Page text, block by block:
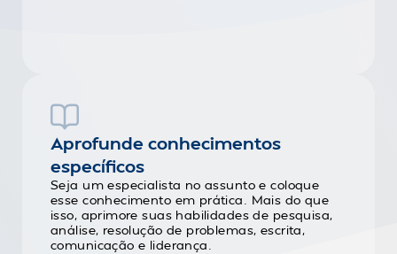
Aprofunde conhecimentos
específicos
Seja um especialista no assunto e coloque
esse conhecimento em prática. Mais do que
isso, aprimore suas habilidades de pesquisa,
análise, resolução de problemas, escrita,
comunicação e liderança.